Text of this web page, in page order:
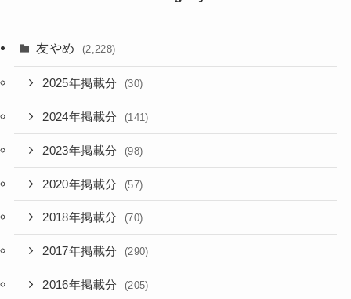
友やめ (2,228)
2025年掲載分 (30)
2024年掲載分 (141)
2023年掲載分 (98)
2020年掲載分 (57)
2018年掲載分 (70)
2017年掲載分 (290)
2016年掲載分 (205)